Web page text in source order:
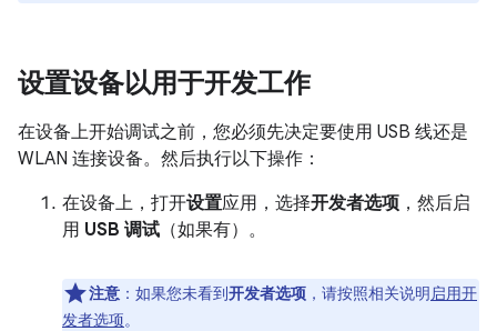
设置设备以用于开发工作
在设备上开始调试之前，您必须先决定要使用 USB 线还是
WLAN 连接设备。然后执行以下操作：
在设备上，打开设置应用，选择开发者选项 ，然后启
用 USB 调试 （如果有）。
注意 ：如果您未看到开发者选项 ，请按照相关说明启用开
发者选项。